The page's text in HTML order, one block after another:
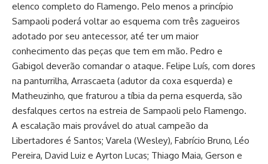
elenco completo do Flamengo. Pelo menos a princípio
Sampaoli poderá voltar ao esquema com três zagueiros
adotado por seu antecessor, até ter um maior
conhecimento das peças que tem em mão. Pedro e
Gabigol deverão comandar o ataque. Felipe Luís, com dores
na panturrilha, Arrascaeta (adutor da coxa esquerda) e
Matheuzinho, que fraturou a tíbia da perna esquerda, são
desfalques certos na estreia de Sampaoli pelo Flamengo.
A escalação mais provável do atual campeão da
Libertadores é Santos; Varela (Wesley), Fabrício Bruno, Léo
Pereira, David Luiz e Ayrton Lucas; Thiago Maia, Gerson e